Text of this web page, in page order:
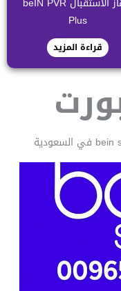
Plus
قراءة المزيد